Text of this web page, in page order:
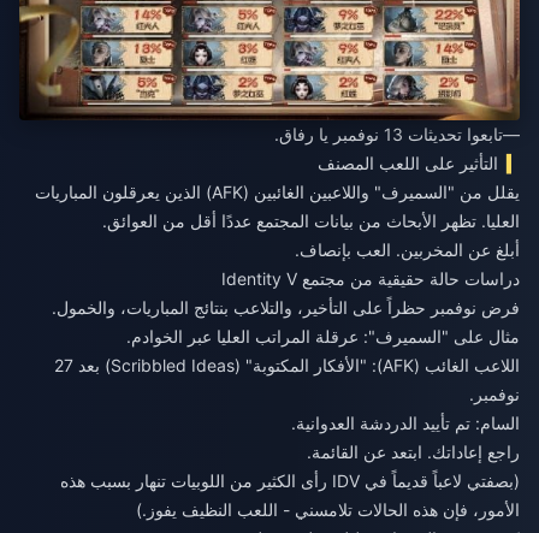
—تابعوا تحديثات 13 نوفمبر يا رفاق.
التأثير على اللعب المصنف
يقلل من "السميرف" واللاعبين الغائبين (AFK) الذين يعرقلون المباريات
العليا. تظهر الأبحاث من بيانات المجتمع عددًا أقل من العوائق.
أبلغ عن المخربين. العب بإنصاف.
دراسات حالة حقيقية من مجتمع Identity V
فرض نوفمبر حظراً على التأخير، والتلاعب بنتائج المباريات، والخمول.
مثال على "السميرف": عرقلة المراتب العليا عبر الخوادم.
اللاعب الغائب (AFK): "الأفكار المكتوبة" (Scribbled Ideas) بعد 27
نوفمبر.
السام: تم تأييد الدردشة العدوانية.
راجع إعاداتك. ابتعد عن القائمة.
(بصفتي لاعباً قديماً في IDV رأى الكثير من اللوبيات تنهار بسبب هذه
الأمور، فإن هذه الحالات تلامسني - اللعب النظيف يفوز.)